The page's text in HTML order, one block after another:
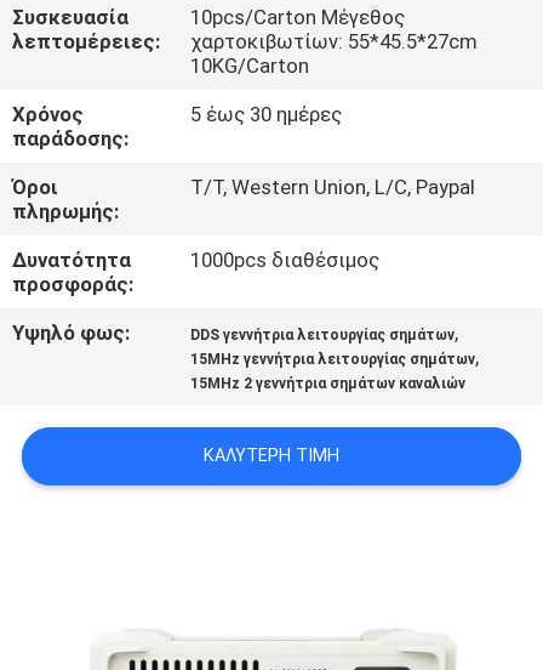
ΕΙΔΉΣΕΙΣ
ΠΕΡΙΠΤΏΣΕΙΣ
SITEMAP
PRIVACY
POLICY
Συσκευασία
λεπτομέρειες:
10pcs/Carton Μέγεθος
χαρτοκιβωτίων: 55*45.5*27cm
10KG/Carton
Χρόνος
παράδοσης:
5 έως 30 ημέρες
Όροι
πληρωμής:
T/T, Western Union, L/C, Paypal
Δυνατότητα
προσφοράς:
1000pcs διαθέσιμος
Υψηλό φως: DDS γεννήτρια λειτουργίας σημάτων,
15MHz γεννήτρια λειτουργίας σημάτων,
15MHz 2 γεννήτρια σημάτων καναλιών
ΚΑΛΎΤΕΡΗ ΤΙΜΉ